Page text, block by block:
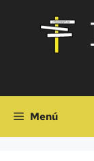
contenido
Menú